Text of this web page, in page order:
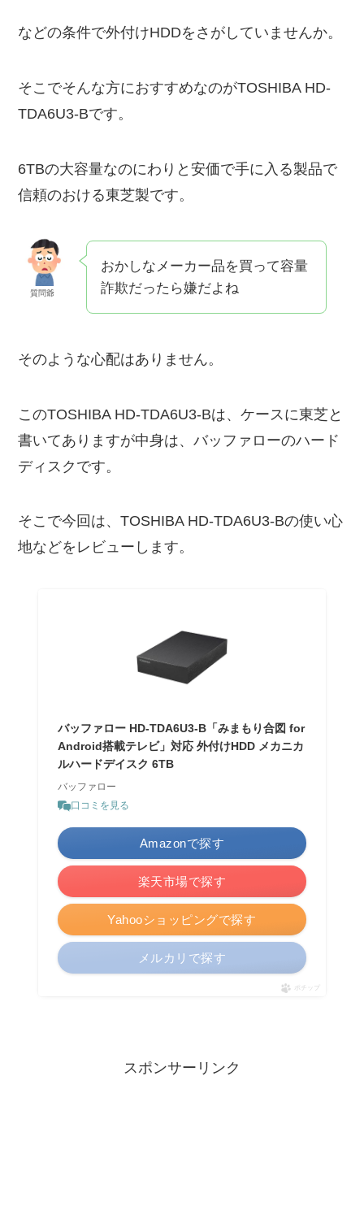
などの条件で外付けHDDをさがしていませんか。
そこでそんな方におすすめなのがTOSHIBA HD-
TDA6U3-Bです。
6TBの大容量なのにわりと安価で手に入る製品で
信頼のおける東芝製です。
質問爺
おかしなメーカー品を買って容量
詐欺だったら嫌だよね
そのような心配はありません。
このTOSHIBA HD-TDA6U3-Bは、ケースに東芝と
書いてありますが中身は、バッファローのハード
ディスクです。
そこで今回は、TOSHIBA HD-TDA6U3-Bの使い心
地などをレビューします。
バッファロー HD-TDA6U3-B「みまもり合図 for
Android搭載テレビ」対応 外付けHDD メカニカ
ルハードデイスク 6TB
バッファロー
口コミを見る
Amazonで探す
楽天市場で探す
Yahooショッピングで探す
メルカリで探す
ポチップ
スポンサーリンク